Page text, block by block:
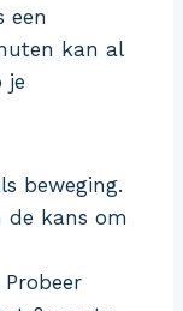
een
kan al
je
beweging.
de kans om